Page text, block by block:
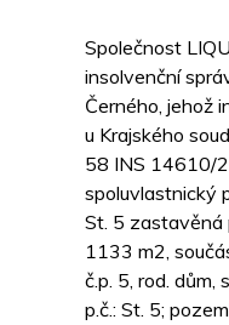
Společnost
insolvenční
Černého, jehož
u Krajského
58 INS 14610/
spoluvlastnický
St. 5 zastavěná
1133 m2,
č.p. 5, rod. dům,
p.č.: St. 5;